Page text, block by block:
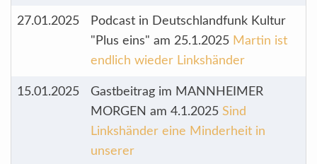
27.01.2025
Podcast in Deutschlandfunk Kultur
"Plus eins" am 25.1.2025 Martin ist
endlich wieder Linkshänder
15.01.2025
Gastbeitrag im MANNHEIMER
MORGEN am 4.1.2025 Sind
Linkshänder eine Minderheit in
unserer